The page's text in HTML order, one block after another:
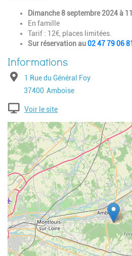
Dimanche 8 septembre 2024 à
En famille
Tarif : 12€, places limitées.
Sur réservation au02 47 79 06 81
Adresse1 Rue du Général Foy
Code postal
37400 Ville
Amboise
Voir le site
Geolocalisation